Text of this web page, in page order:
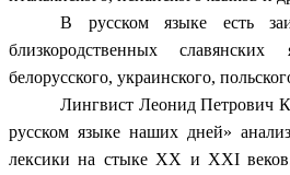
В русском языке есть
близкородственных
белорусского, украинского,
Лингвист Леонид Петрович
русском языке наших дней»
лексики на стыке ХХ и XXI